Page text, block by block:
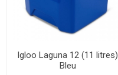
Igloo Laguna 12 (11 litres)
Bleu